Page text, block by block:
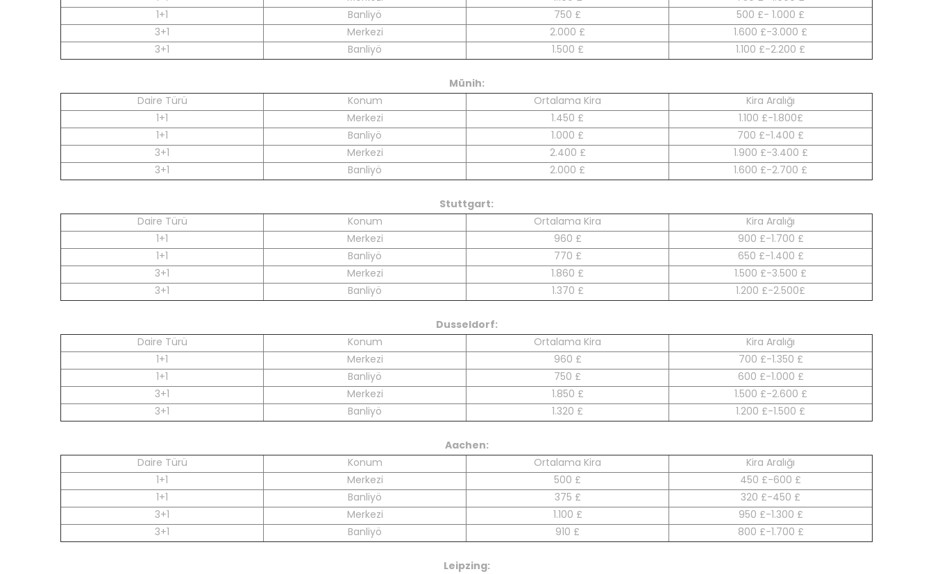
1+1
Banliyö 750 £
500 £- 1.000 £
3+1
Merkezi 2.000 £
1.600 £-3.000 £
3+1
Banliyö 1.500 £ 1.100 £-2.200 £
Münih:
Daire Türü
Konum Ortalama Kira
Kira Aralığı
1+1
Merkezi 1.450 £
1.100 £-1.800£
1+1
Banliyö 1.000 £
700 £-1.400 £
3+1
Merkezi 2.400 £
1.900 £-3.400 £
3+1
Banliyö 2.000 £ 1.600 £-2.700 £
Stuttgart:
Daire Türü
Konum Ortalama Kira
Kira Aralığı
1+1
Merkezi 960 £
900 £-1.700 £
1+1
Banliyö 770 £
650 £-1.400 £
3+1
Merkezi 1.860 £
1.500 £-3.500 £
3+1
Banliyö 1.370 £ 1.200 £-2.500£
Dusseldorf:
Daire Türü
Konum Ortalama Kira
Kira Aralığı
1+1
Merkezi 960 £
700 £-1.350 £
1+1
Banliyö 750 £
600 £-1.000 £
3+1
Merkezi 1.850 £
1.500 £-2.600 £
3+1
Banliyö 1.320 £ 1.200 £-1.500 £
Aachen:
Daire Türü
Konum Ortalama Kira
Kira Aralığı
1+1
Merkezi 500 £
450 £-600 £
1+1
Banliyö 375 £
320 £-450 £
3+1
Merkezi 1.100 £
950 £-1.300 £
3+1
Banliyö 910 £ 800 £-1.700 £
Leipzing: